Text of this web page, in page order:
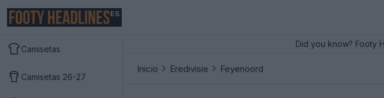
ES
Camisetas
Camisetas 26-27
Did you know? Footy
Inicio Eredivisie Feyenoord